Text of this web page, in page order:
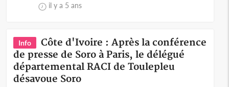
il y a 5 ans
Info
Côte d'Ivoire : Après la conférence
de presse de Soro à Paris, le délégué
départemental RACI de Toulepleu
désavoue Soro